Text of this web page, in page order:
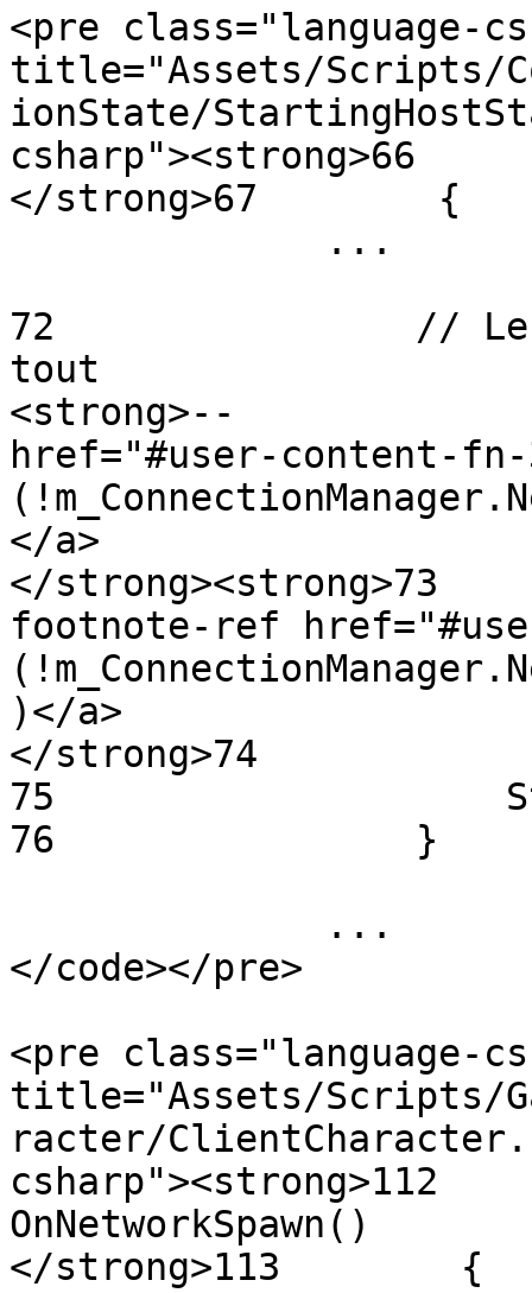
<pre class="language-
title="Assets/Scripts/
ionState/
csharp"><strong>66
</strong>67        {
72                // Le
tout
<strong>--
href="#user-content-
</a>
</
footnote-ref
)</a>
</strong>74
75
76                }
</code></pre>
<pre class="language-
title="Assets/Scripts/
racter/
csharp"><strong>112
OnNetworkSpawn()
</strong>113        {